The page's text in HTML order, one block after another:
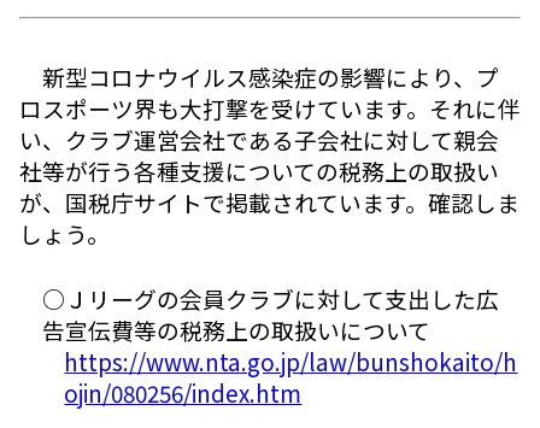
新型コロナウイルス感染症の影響により、プ
ロスポーツ界も大打撃を受けています。それに伴
い、クラブ運営会社である子会社に対して親会
社等が行う各種支援についての税務上の取扱い
が、国税庁サイトで掲載されています。確認しま
しょう。
○Ｊリーグの会員クラブに対して支出した広
告宣伝費等の税務上の取扱いについて
https://www.nta.go.jp/law/bunshokaito/h
ojin/080256/index.htm